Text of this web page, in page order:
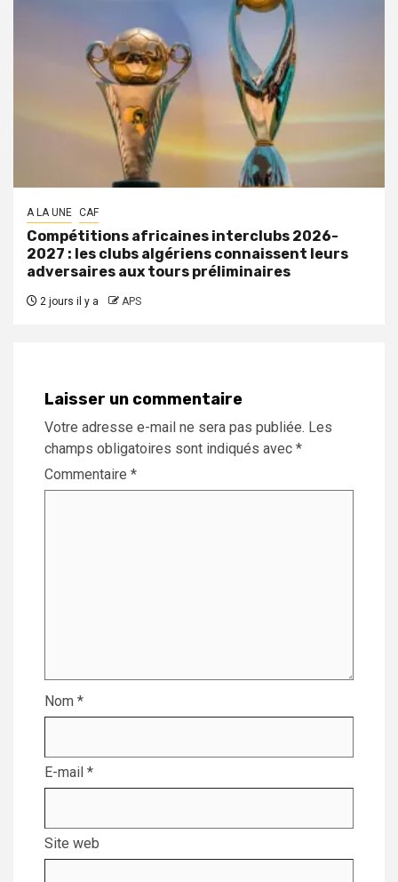
A LA UNE CAF
Compétitions africaines interclubs 2026-
2027 : les clubs algériens connaissent leurs
adversaires aux tours préliminaires
2 jours il y a APS
Laisser un commentaire
Votre adresse e-mail ne sera pas publiée. Les
champs obligatoires sont indiqués avec *
Commentaire *
Nom *
E-mail *
Site web